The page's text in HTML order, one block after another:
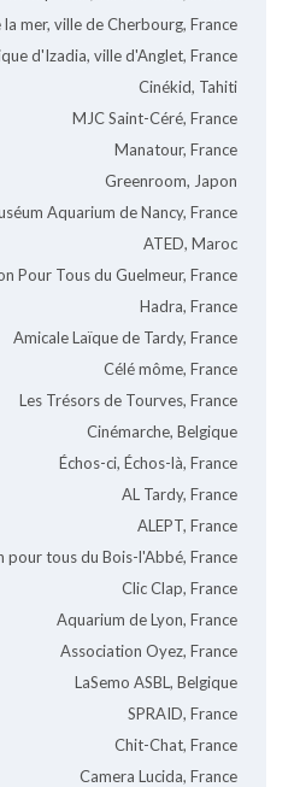
la mer, ville de Cherbourg, France
d'Izadia, ville d'Anglet, France
Cinékid, Tahiti
MJC Saint-Céré, France
Manatour, France
Greenroom, Japon
Aquarium de Nancy, France
ATED, Maroc
Pour Tous du Guelmeur, France
Hadra, France
Amicale Laïque de Tardy, France
Célé môme, France
Les Trésors de Tourves, France
Cinémarche, Belgique
Échos-ci, Échos-là, France
AL Tardy, France
ALEPT, France
pour tous du Bois-l'Abbé, France
Clic Clap, France
Aquarium de Lyon, France
Association Oyez, France
LaSemo ASBL, Belgique
SPRAID, France
Chit-Chat, France
Camera Lucida, France